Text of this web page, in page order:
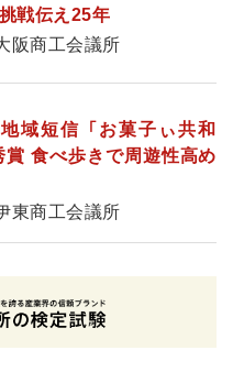
戦伝え25年
商工会議所
域短信 「お菓子ぃ共和
賞 食べ歩きで周遊性高め
商工会議所